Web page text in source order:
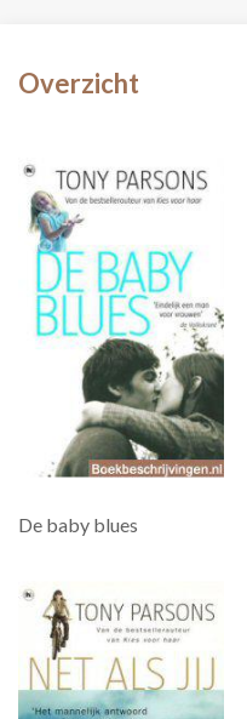
Overzicht
De baby blues